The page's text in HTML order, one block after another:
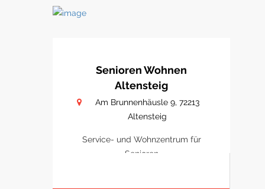
Senioren Wohnen
Altensteig
Am Brunnenhäusle 9, 72213
Altensteig
Service- und Wohnzentrum für
Senioren